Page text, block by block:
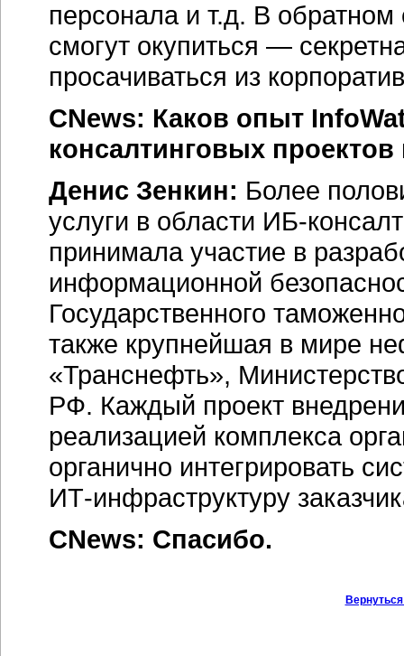
персонала и т.д. В
смогут окупиться —
просачиваться из
CNews: Каков опыт
консалтинговых
Денис Зенкин: Более
услуги в области ИБ-
принимала участие в
информационной
Государственного
также крупнейшая в мире
«Транснефть»,
РФ. Каждый проект
реализацией комплекса
органично интегрировать
ИТ-инфраструктуру
CNews: Спасибо.